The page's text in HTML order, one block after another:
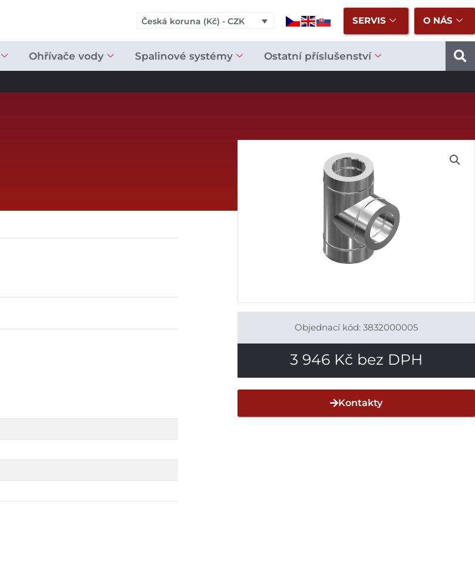
Česká koruna (Kč) - CZK SERVIS O NÁS
Ohřívače vody Spalinové systémy Ostatní příslušenství
Objednací kód: 3832000005
3 946 Kč bez DPH
Kontakty